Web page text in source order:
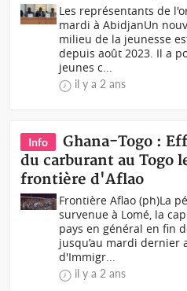
Les représentants de
mardi à AbidjanUn
milieu de la jeunesse
depuis août 2023. Il a
jeunes c...
il y a 2 ans
Info
Ghana-Togo :
du carburant au Togo
frontière d'Aflao
Frontière Aflao (ph)La
survenue à Lomé, la
pays en général en fin
jusqu’au mardi dernier
d'Immigr...
il y a 2 ans